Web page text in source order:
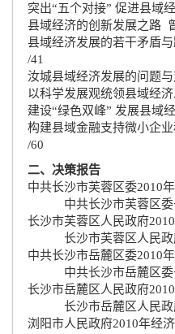
突出“五个对接” 促进县域
县域经济的创新发展之路
县域经济发展的若干矛盾
/41
汝城县域经济发展的问题
以科学发展观统领县域经
建设“绿色双峰” 发展县域
构建县域金融支持微小企
/60
二、决策报告
中共长沙市芙蓉区委2010
中共长沙市芙蓉区
长沙市芙蓉区人民政府
长沙市芙蓉区人民政
中共长沙市岳麓区委2010
中共长沙市岳麓区委
长沙市岳麓区人民政府
长沙市岳麓区人民政
浏阳市人民政府2010年经